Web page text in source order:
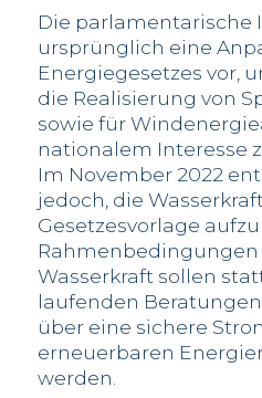
Die parlamentarische
ursprünglich eine
Energiegesetzes vor,
die Realisierung von
sowie für
nationalem Interesse
Im November 2022
jedoch, die
Gesetzesvorlage
Wasserkraft sollen
laufenden
über eine sichere
erneuerbaren
werden.